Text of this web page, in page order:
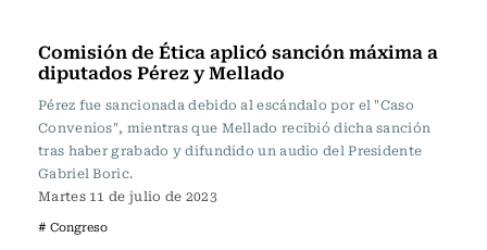
Comisión de Ética aplicó sanción máxima a
diputados Pérez y Mellado
Pérez fue sancionada debido al escándalo por el "Caso
Convenios", mientras que Mellado recibió dicha sanción
tras haber grabado y difundido un audio del Presidente
Gabriel Boric.
Martes 11 de julio de 2023
# Congreso